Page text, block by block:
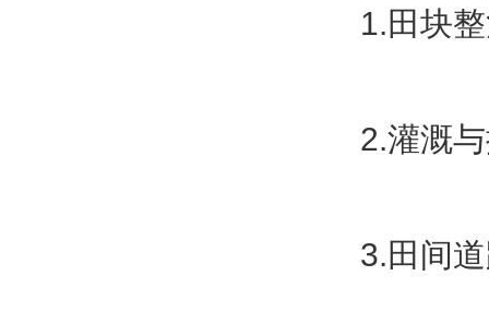
1.田块
2.灌溉
3.田间